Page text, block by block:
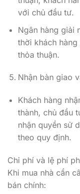
với chủ đầu tư.
Ngân hàng giải
thời khách
thỏa thuận.
Nhận bàn giao
Khách hàng
thành, chủ đầu
nhận quyền sử
theo quy định.
Chi phí và lệ phí
Khi mua nhà cần
bán chính: